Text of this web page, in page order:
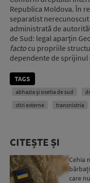
Republica Moldova. În
separatist
administrată de
de Sud: legal aparțin
facto cu propriile
dependente de sprijinul
TAGS
abhazia și osetia de sud
stiri externe
transnistria
CITEȘTE ȘI
Cehia
care